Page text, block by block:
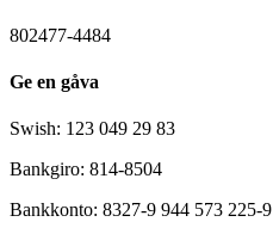
802477-4484
Ge en gåva
Swish: 123 049 29 83
Bankgiro: 814-8504
Bankkonto: 8327-9 944 573 225-9